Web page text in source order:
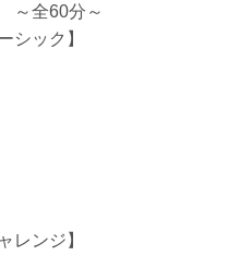
全60分～
シック】
レンジ】